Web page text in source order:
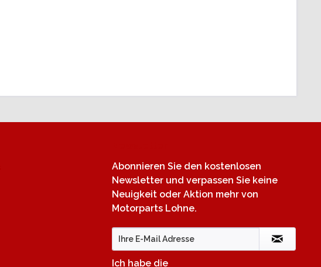
Abonnieren Sie den kostenlosen
Newsletter und verpassen Sie keine
Neuigkeit oder Aktion mehr von
Motorparts Lohne.
Ich habe die